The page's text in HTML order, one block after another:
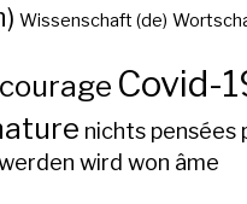
Wissenschaft (de)
courage Covid-
nichts pensées
wird won âme